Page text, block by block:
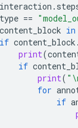
interaction .
type ==
content_block in
if content_block .
print(
if
print( "
for
if